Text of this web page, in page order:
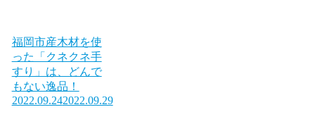
福岡市産木材を使
った「クネクネ手
すり」は、どんで
もない逸品！
2022.09.242022.09.29